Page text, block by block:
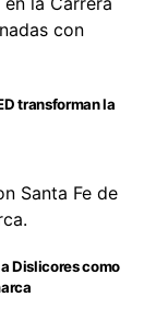
transforman la
Dislicores como